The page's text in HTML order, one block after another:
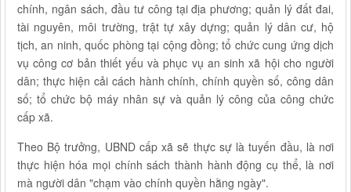
chính, ngân sách, đầu tư công tại địa phương; quản lý đất đai,
tài nguyên, môi trường, trật tự xây dựng; quản lý dân cư, hộ
tịch, an ninh, quốc phòng tại cộng đồng; tổ chức cung ứng dịch
vụ công cơ bản thiết yếu và phục vụ an sinh xã hội cho người
dân; thực hiện cải cách hành chính, chính quyền số, công dân
số; tổ chức bộ máy nhân sự và quản lý công của công chức
cấp xã.
Theo Bộ trưởng, UBND cấp xã sẽ thực sự là tuyến đầu, là nơi
thực hiện hóa mọi chính sách thành hành động cụ thể, là nơi
mà người dân "chạm vào chính quyền hằng ngày".